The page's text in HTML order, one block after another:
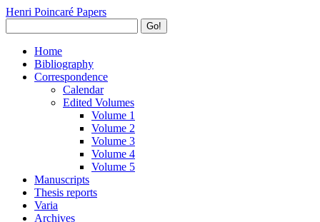
Henri Poincaré Papers
Go!
Home
Bibliography
Correspondence
Calendar
Edited Volumes
Volume 1
Volume 2
Volume 3
Volume 4
Volume 5
Manuscripts
Thesis reports
Varia
Archives